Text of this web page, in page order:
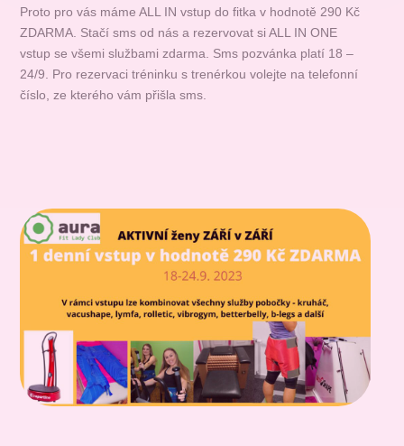
Proto pro vás máme ALL IN vstup do fitka v hodnotě 290 Kč
ZDARMA. Stačí sms od nás a rezervovat si ALL IN ONE
vstup se všemi službami zdarma. Sms pozvánka platí 18 –
24/9. Pro rezervaci tréninku s trenérkou volejte na telefonní
číslo, ze kterého vám přišla sms.